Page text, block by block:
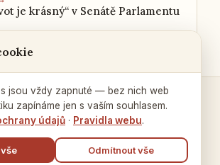
je krásný“ v Senátě Parlamentu
Kontakty a spojení →
jsou vždy zapnuté — bez nich web
zapínáme jen s vaším souhlasem.
údajů · Pravidla webu.
Odmítnout vše